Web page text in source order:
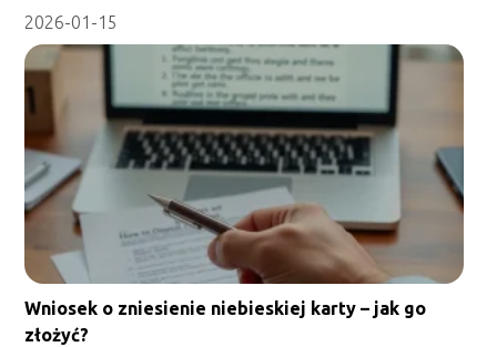
2026-01-15
Wniosek o zniesienie niebieskiej karty – jak go
złożyć?